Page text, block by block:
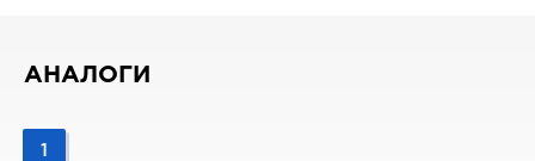
АНАЛОГИ
1